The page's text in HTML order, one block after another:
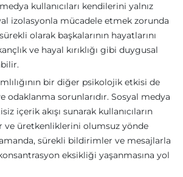
kullanıcıları kendilerini yalnız
izolasyonla mücadele etmek zorunda
olarak başkalarının hayatlarını
ve hayal kırıklığı gibi duygusal
bir diğer psikolojik etkisi de
odaklanma sorunlarıdır. Sosyal medya
içerik akışı sunarak kullanıcıların
ve üretkenliklerini olumsuz yönde
sürekli bildirimler ve mesajlarla
eksikliği yaşanmasına yol